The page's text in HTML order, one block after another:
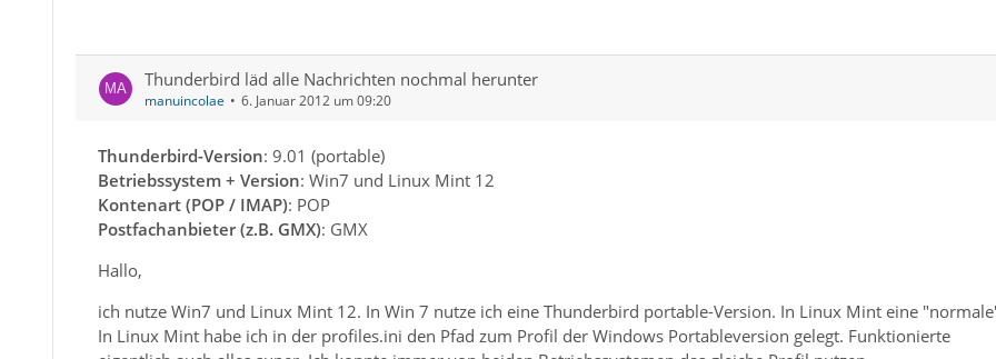
Thunderbird läd alle Nachrichten nochmal herunter
manuincolae 6. Januar 2012 um 09:20
Thunderbird-Version: 9.01 (portable)
Betriebssystem + Version: Win7 und Linux Mint 12
Kontenart (POP / IMAP): POP
Postfachanbieter (z.B. GMX): GMX
Hallo,
ich nutze Win7 und Linux Mint 12. In Win 7 nutze ich eine Thunderbird portable-Version. In Linux Mint eine
In Linux Mint habe ich in der profiles.ini den Pfad zum Profil der Windows Portableversion gelegt. Funktionierte